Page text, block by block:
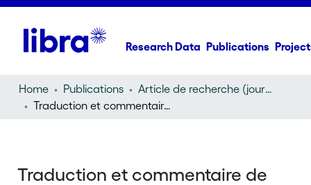
Research Data Publications
Home Publications
Article de recherche (journal article)
Traduction et commentaire de l’ATF 133 I 58
Traduction et commentaire de